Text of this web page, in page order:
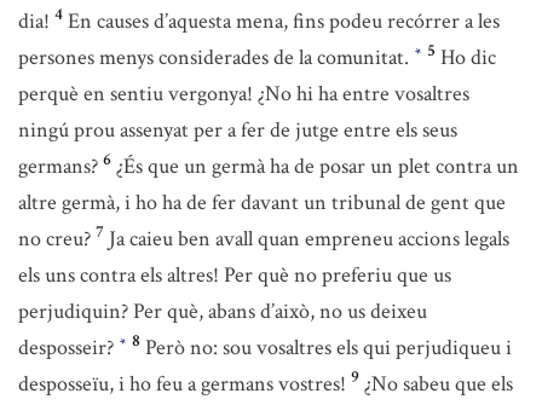
dia! 4 En causes d’aquesta mena, fins podeu recórrer a les
persones menys considerades de la comunitat. * 5 Ho dic
perquè en sentiu vergonya! ¿No hi ha entre vosaltres
ningú prou assenyat per a fer de jutge entre els seus
germans? 6 ¿És que un germà ha de posar un plet contra un
altre germà, i ho ha de fer davant un tribunal de gent que
no creu? 7 Ja caieu ben avall quan empreneu accions legals
els uns contra els altres! Per què no preferiu que us
perjudiquin? Per què, abans d’això, no us deixeu
desposseir? * 8 Però no: sou vosaltres els qui perjudiqueu i
desposseïu, i ho feu a germans vostres! 9 ¿No sabeu que els